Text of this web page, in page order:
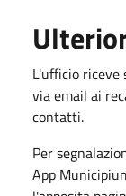
L'ufficio riceve
via email ai
contatti.
Per
App